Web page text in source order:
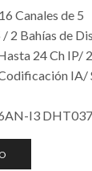
Canales de 5
2 Bahías de
24 Ch IP/ 2
IA/
I3